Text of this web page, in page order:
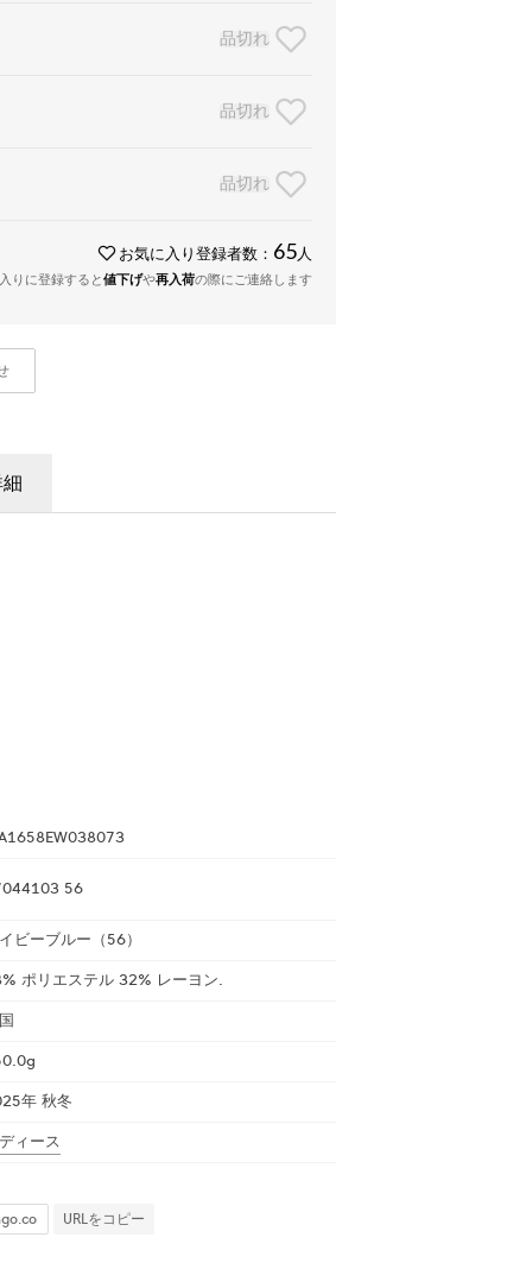
品切れ
品切れ
品切れ
お気に入り登録者数： 65 人
りに登録すると値下げや再入荷の際にご連絡します
56
ビーブルー（56）
ポリエステル 32% レーヨン.
年 秋冬
ィース
URLをコピー